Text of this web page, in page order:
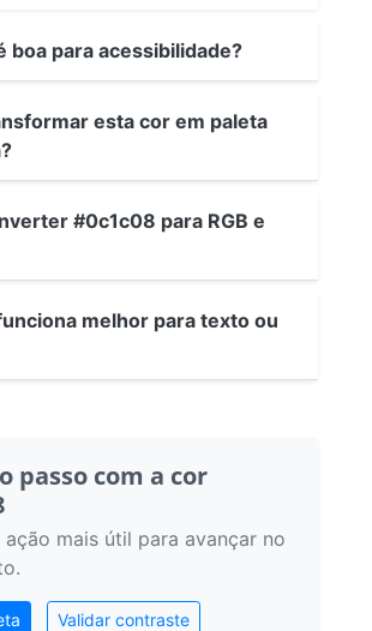
boa para acessibilidade?
esta cor em paleta
#0c1c08 para RGB e
melhor para texto ou
passo com a cor
ação mais útil para avançar no
Validar contraste